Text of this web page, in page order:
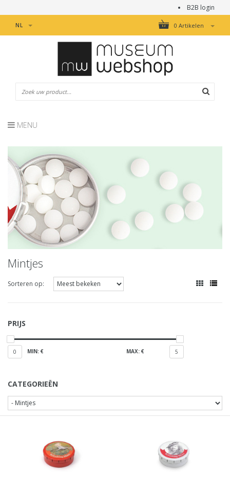
B2B login
0 Artikelen
NL
MENU
Mintjes
Sorteren op:
PRIJS
0 MIN: € MAX: € 5
CATEGORIEËN